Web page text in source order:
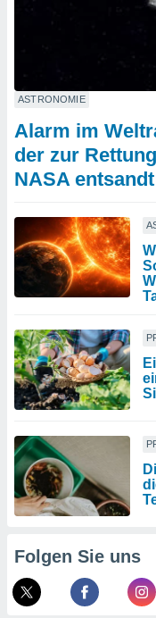
ASTRONOMIE
Alarm im
der zur
NASA
Folgen Sie uns